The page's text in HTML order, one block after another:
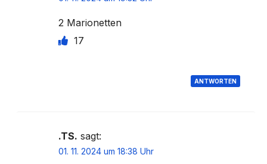
2 Marionetten
17
ANTWORTEN
.TS. sagt:
01. 11. 2024 um 18:38 Uhr